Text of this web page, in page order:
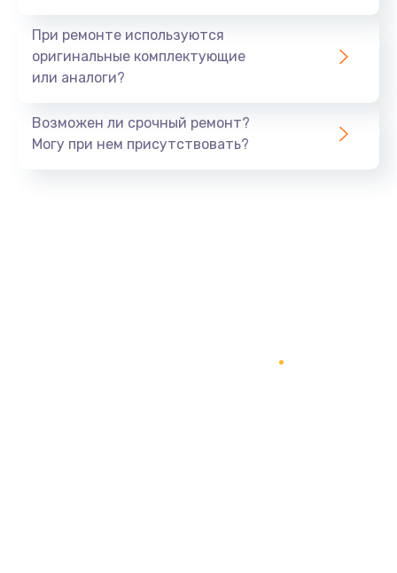
990 руб.
Замена USB порта
1060 руб.
При ремонте используются
оригинальные комплектующие
или аналоги?
Возможен ли срочный ремонт?
Могу при нем присутствовать?